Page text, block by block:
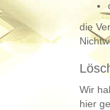
die
Wir
hier